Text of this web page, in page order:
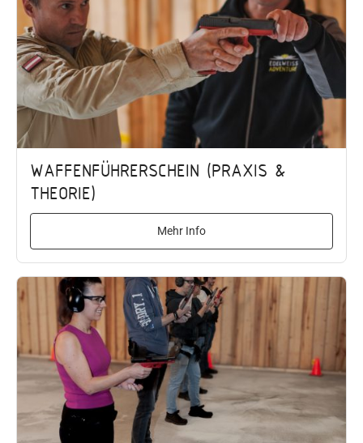
WAFFENFÜHRERSCHEIN (PRAXIS &
THEORIE)
Mehr Info